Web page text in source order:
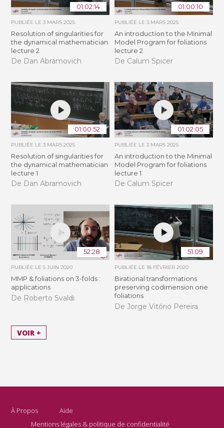
01:02:14
PUBLIÉE LE3 MARS 2025
Resolution of singularities for
the dynamical mathematician
lecture 2
De Dan Abramovich
01:00:10
PUBLIÉE LE 3 MARS 2025
An introduction to the Minimal
Model Program for foliations
lecture 2
De Calum Spicer
01:00:52
PUBLIÉE LE3 MARS 2025
Resolution of singularities for
the dynamical mathematician
lecture 1
De Dan Abramovich
01:02:05
PUBLIÉE LE 3 MARS 2025
An introduction to the Minimal
Model Program for foliations
lecture 1
De Calum Spicer
52:28
PUBLIÉE LE5 JUIN 2020
MMP & foliations on 3-folds :
applications
De Roberto Svaldi
51:09
PUBLIÉE LE 18 FÉVRIER 2020
Birational transformations
preserving codimension one
foliations
De Jorge Vitório Pereira
VOIR +
À Propos
Aide
Mentions légales & politique de confidentialité